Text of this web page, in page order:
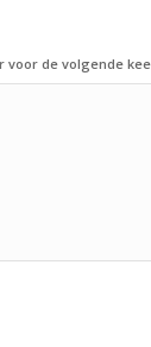
de volgende